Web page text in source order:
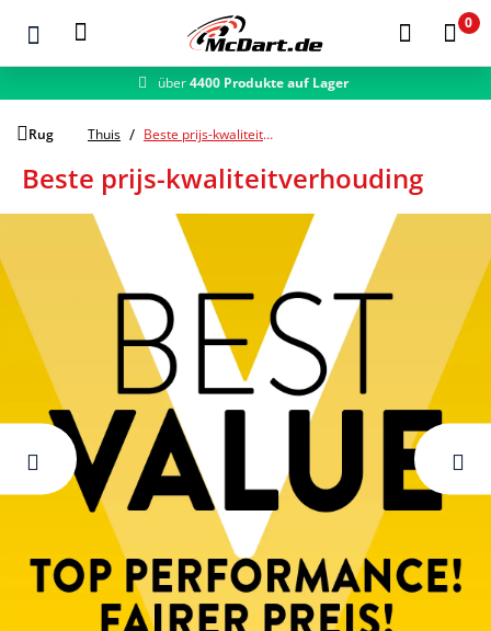
Zum Hauptinhalt springen
0
über4400 Produkte auf Lager
schneller Versand
Rug Thuis Beste prijs-kwaliteitverhouding
Beste prijs-kwaliteitverhouding